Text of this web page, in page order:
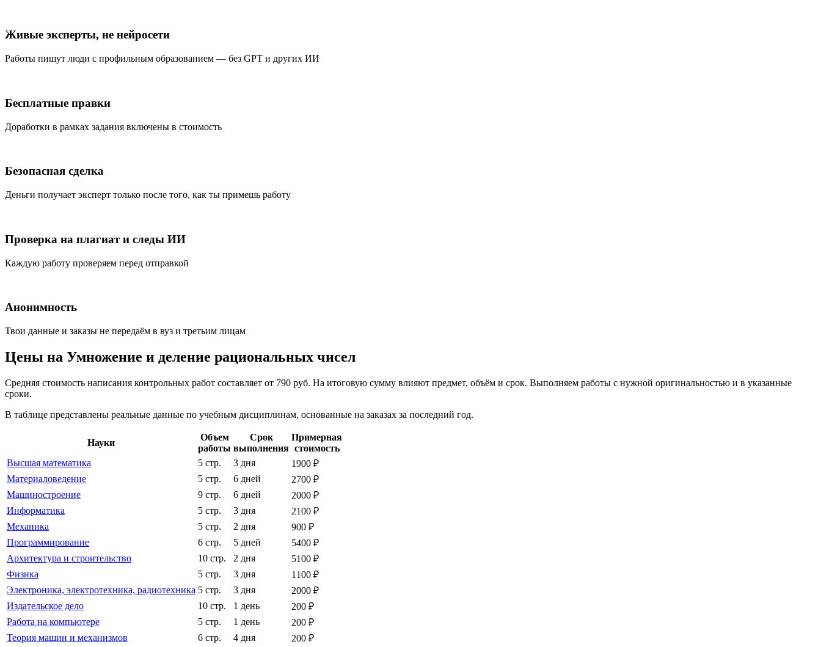
Живые эксперты, не нейросети
Работы пишут люди с профильным образованием — без GPT и других ИИ
Бесплатные правки
Доработки в рамках задания включены в стоимость
Безопасная сделка
Деньги получает эксперт только после того, как ты примешь работу
Проверка на плагиат и следы ИИ
Каждую работу проверяем перед отправкой
Анонимность
Твои данные и заказы не передаём в вуз и третьим лицам
Цены на Умножение и деление рациональных чисел
Средняя стоимость написания контрольных работ составляет от 790 руб. На итоговую сумму влияют предмет, объём и срок. Выполняем работы с нужной оригинальностью и в указанные
сроки.
В таблице представлены реальные данные по учебным дисциплинам, основанные на заказах за последний год.
Науки
Объем
работы
Срок
выполнения
Примерная
стоимость
Высшая математика
5 стр. 3 дня
1900 ₽
Материаловедение
5 стр. 6 дней
2700 ₽
Машиностроение
9 стр. 6 дней
2000 ₽
Информатика
5 стр. 3 дня
2100 ₽
Механика
5 стр. 2 дня
900 ₽
Программирование
6 стр. 5 дней
5400 ₽
Архитектура и строительство
10 стр. 2 дня
5100 ₽
Физика
5 стр. 3 дня
1100 ₽
Электроника, электротехника, радиотехника 5 стр. 3 дня
2000 ₽
Издательское дело
10 стр. 1 день
200 ₽
Работа на компьютере
5 стр. 1 день
200 ₽
Теория машин и механизмов
6 стр. 4 дня
200 ₽